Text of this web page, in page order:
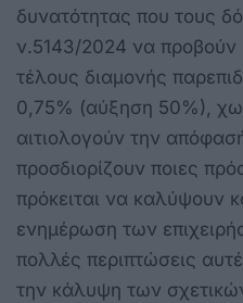
δυνατότητας που τους
ν.5143/2024 να προβούν
τέλους διαμονής
0,75% (αύξηση 50%),
αιτιολογούν την
προσδιορίζουν ποιες
πρόκειται να καλύψουν
ενημέρωση των
πολλές περιπτώσεις
την κάλυψη των